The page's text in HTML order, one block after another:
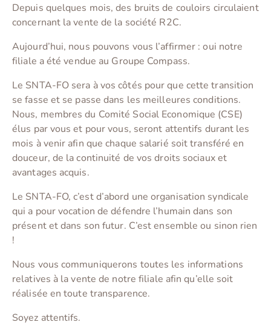
Depuis quelques mois, des bruits de couloirs circulaient
concernant la vente de la société R2C.
Aujourd’hui, nous pouvons vous l’affirmer : oui notre
filiale a été vendue au Groupe Compass.
Le SNTA-FO sera à vos côtés pour que cette transition
se fasse et se passe dans les meilleures conditions.
Nous, membres du Comité Social Economique (CSE)
élus par vous et pour vous, seront attentifs durant les
mois à venir afin que chaque salarié soit transféré en
douceur, de la continuité de vos droits sociaux et
avantages acquis.
Le SNTA-FO, c’est d’abord une organisation syndicale
qui a pour vocation de défendre l’humain dans son
présent et dans son futur. C’est ensemble ou sinon rien
!
Nous vous communiquerons toutes les informations
relatives à la vente de notre filiale afin qu’elle soit
réalisée en toute transparence.
Soyez attentifs.